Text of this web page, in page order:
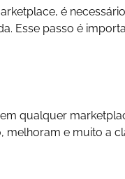
é
Esse passo é
qualquer
e muito a